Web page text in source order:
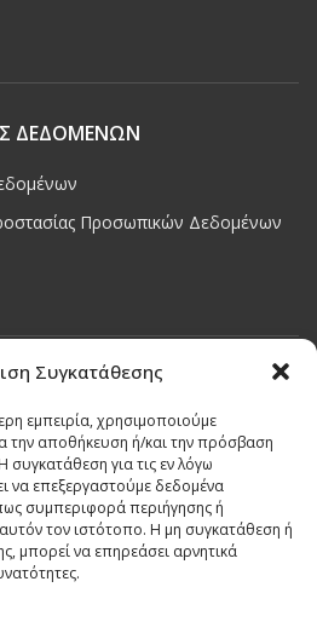
Συγκατάθεσης
εμπειρία, χρησιμοποιούμε
την αποθήκευση ή/και την πρόσβαση
για τις εν λόγω
να επεξεργαστούμε δεδομένα
συμπεριφορά περιήγησης ή
τον ιστότοπο. Η μη συγκατάθεση ή
μπορεί να επηρεάσει αρνητικά
ΔΕΔΟΜΕΝΩΝ
Προσωπικών Δεδομένων
035 1630